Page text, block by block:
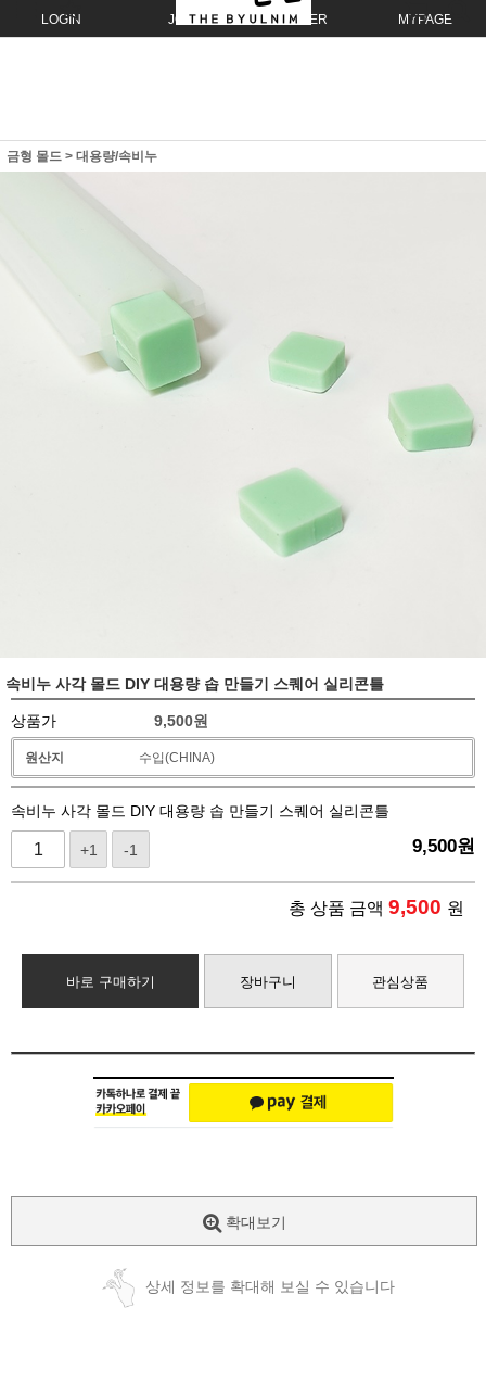
LOGIN JOIN ORDER MYPAGE
금형 몰드 > 대용량/속비누
속비누 사각 몰드 DIY 대용량 솝 만들기 스퀘어 실리콘틀
상품가 9,500원
원산지 수입(CHINA)
속비누 사각 몰드 DIY 대용량 솝 만들기 스퀘어 실리콘틀
+1 -1 9,500원
총 상품 금액 9,500 원
바로 구매하기 장바구니 관심상품
확대보기
상세 정보를 확대해 보실 수 있습니다